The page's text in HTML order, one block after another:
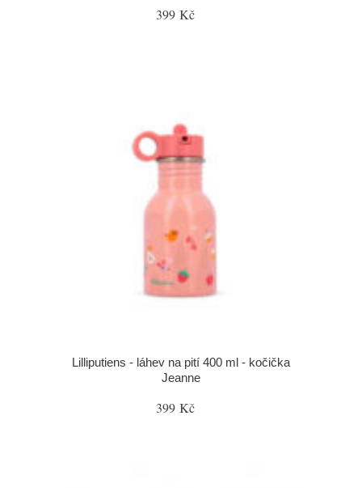
399 Kč
Lilliputiens - láhev na pití 400 ml - kočička
Jeanne
399 Kč